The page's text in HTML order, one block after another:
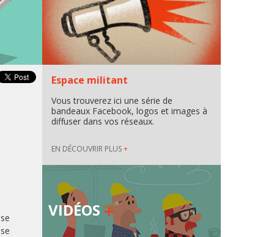
Espace militant
Vous trouverez ici une série de
bandeaux Facebook, logos et images à
diffuser dans vos réseaux.
EN DÉCOUVRIR PLUS+
VIDÉOS